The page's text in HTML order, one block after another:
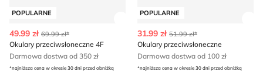
POPULARNE
49.99 zł 69.99 zł*
Okulary przeciwsłoneczne 4F
Darmowa dostwa od 350 zł
*najniższa cena w okresie 30 dni przed obniżką
POPULARNE
31.99 zł 51.99 zł*
Okulary przeciwsłoneczne
Darmowa dostwa od 100 zł
*najniższa cena w okresie 30 dni przed obniżką